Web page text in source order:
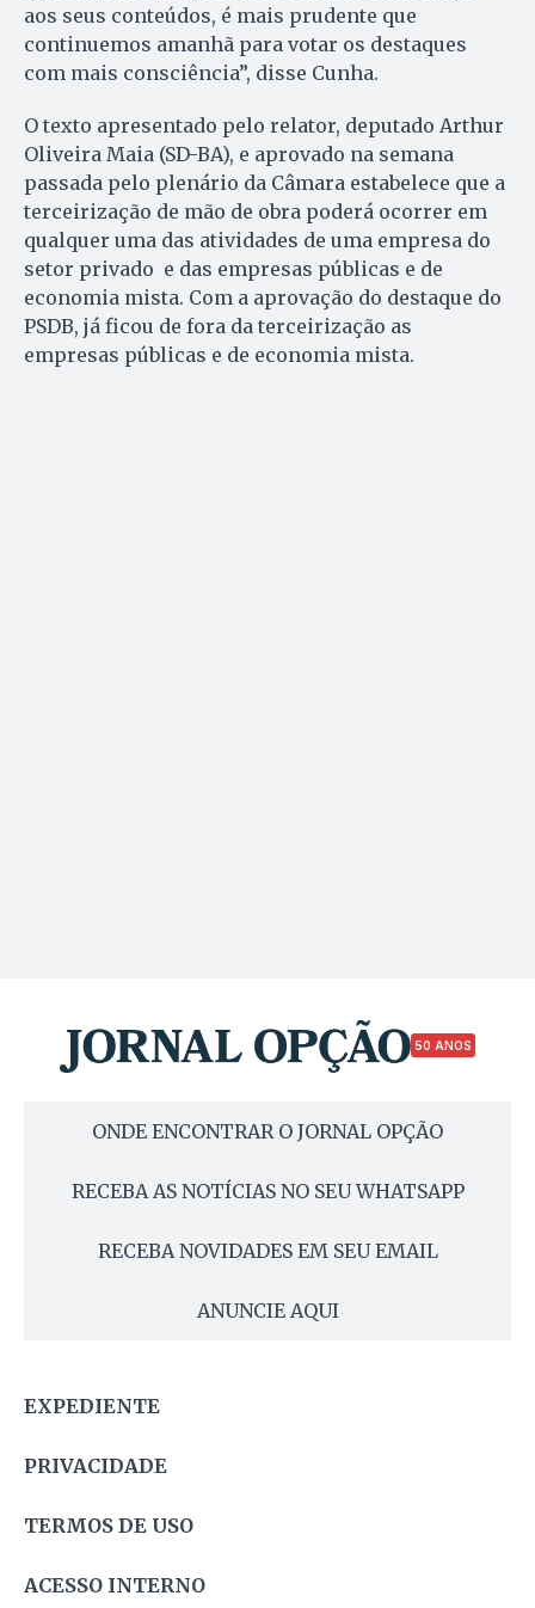
aos seus conteúdos, é mais prudente que
continuemos amanhã para votar os destaques
com mais consciência”, disse Cunha.
O texto apresentado pelo relator, deputado Arthur
Oliveira Maia (SD-BA), e aprovado na semana
passada pelo plenário da Câmara estabelece que a
terceirização de mão de obra poderá ocorrer em
qualquer uma das atividades de uma empresa do
setor privado e das empresas públicas e de
economia mista. Com a aprovação do destaque do
PSDB, já ficou de fora da terceirização as
empresas públicas e de economia mista.
50 ANOS
ONDE ENCONTRAR O JORNAL OPÇÃO
RECEBA AS NOTÍCIAS NO SEU WHATSAPP
RECEBA NOVIDADES EM SEU EMAIL
ANUNCIE AQUI
EXPEDIENTE
PRIVACIDADE
TERMOS DE USO
ACESSO INTERNO